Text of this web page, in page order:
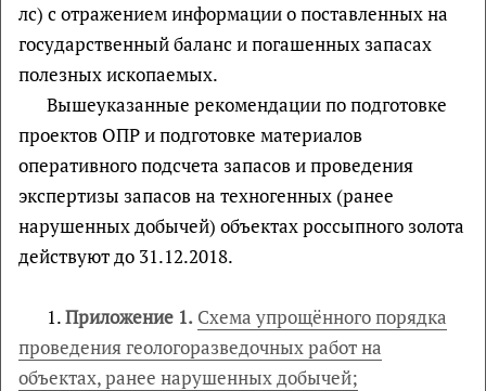
лс) с отражением информации о поставленных на
государственный баланс и погашенных запасах
полезных ископаемых.
Вышеуказанные рекомендации по подготовке
проектов ОПР и подготовке материалов
оперативного подсчета запасов и проведения
экспертизы запасов на техногенных (ранее
нарушенных добычей) объектах россыпного золота
действуют до 31.12.2018.
1.Приложение 1. Схема упрощённого порядка
проведения геологоразведочных работ на
объектах, ранее нарушенных добычей;